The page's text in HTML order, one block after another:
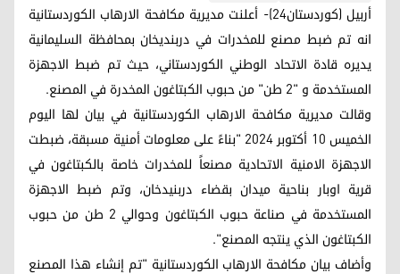
أربيل (كوردستان24)- أعلنت مديرية مكافحة الارهاب الكوردستانية
انه تم ضبط مصنع للمخدرات في دربنديخان بمحافظة السليمانية
يديره قادة الاتحاد الوطني الكوردستاني، حيث تم ضبط الاجهزة
المستخدمة و "2 طن" من حبوب الكبتاغون المخدرة في المصنع.
وقالت مديرية مكافحة الارهاب الكوردستانية في بيان لها اليوم
الخميس 10 أكتوبر 2024 "بناءً على معلومات أمنية مسبقة، ضبطت
الاجهزة الامنية الاتحادية مصنعاً للمخدرات خاصة بالكبتاغون في
قرية اوبار بناحية ميدان بقضاء دربنيدخان، وتم ضبط الاجهزة
المستخدمة في صناعة حبوب الكبتاغون وحوالي 2 طن من حبوب
الكبتاغون الذي ينتجه المصنع".
وأضاف بيان مكافحة الارهاب الكوردستانية "تم إنشاء هذا المصنع